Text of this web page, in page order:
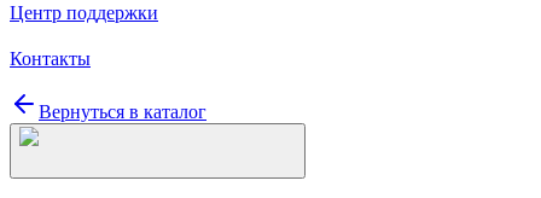
Центр поддержки
Контакты
Вернуться в каталог